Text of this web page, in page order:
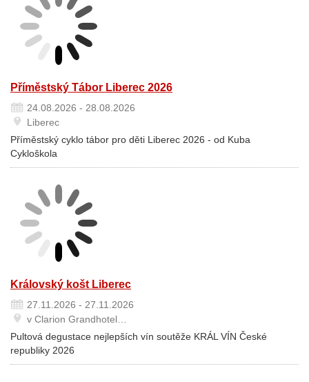
Příměstský Tábor Liberec 2026
24.08.2026 - 28.08.2026
Liberec
Příměstský cyklo tábor pro děti Liberec 2026 - od Kuba
Cykloškola
Královský košt Liberec
27.11.2026 - 27.11.2026
v Clarion Grandhotel…
Pultová degustace nejlepších vín soutěže KRÁL VÍN České
republiky 2026